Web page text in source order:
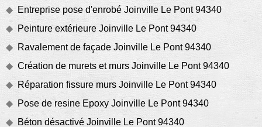
Entreprise pose d'enrobé Joinville Le Pont 94340
Peinture extérieure Joinville Le Pont 94340
Ravalement de façade Joinville Le Pont 94340
Création de murets et murs Joinville Le Pont 94340
Réparation fissure murs Joinville Le Pont 94340
Pose de resine Epoxy Joinville Le Pont 94340
Béton désactivé Joinville Le Pont 94340